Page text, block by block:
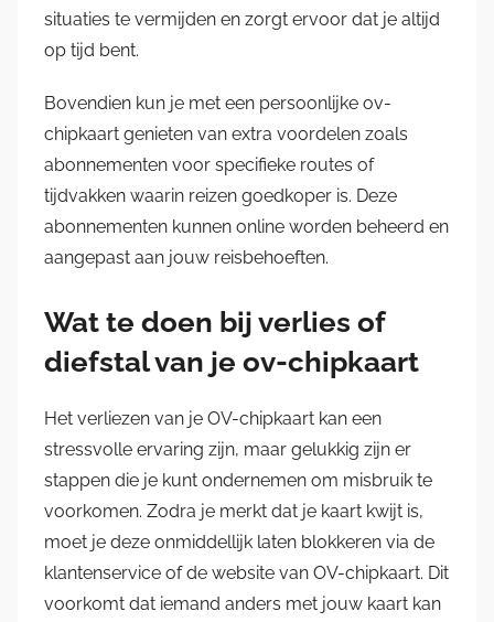
situaties te vermijden en zorgt ervoor dat je altijd
op tijd bent.
Bovendien kun je met een persoonlijke ov-
chipkaart genieten van extra voordelen zoals
abonnementen voor specifieke routes of
tijdvakken waarin reizen goedkoper is. Deze
abonnementen kunnen online worden beheerd en
aangepast aan jouw reisbehoeften.
Wat te doen bij verlies of
diefstal van je ov-chipkaart
Het verliezen van je OV-chipkaart kan een
stressvolle ervaring zijn, maar gelukkig zijn er
stappen die je kunt ondernemen om misbruik te
voorkomen. Zodra je merkt dat je kaart kwijt is,
moet je deze onmiddellijk laten blokkeren via de
klantenservice of de website van OV-chipkaart. Dit
voorkomt dat iemand anders met jouw kaart kan